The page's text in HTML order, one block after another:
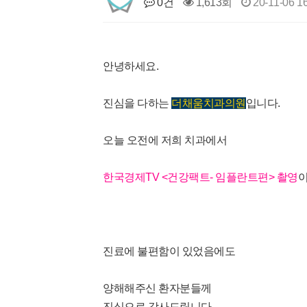
0건
1,613회 20-11-06
안녕하세요.
진심을 다하는 더채움치과의원 입니다.
오늘 오전에 저희 치과에서
한국경제TV <건강팩트- 임플란트편> 촬영
진료에 불편함이 있었음에도
양해해주신 환자분들께